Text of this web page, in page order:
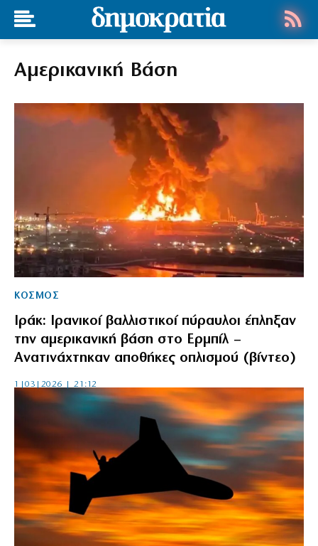
Αμερικανική Βάση
ΚΟΣΜΟΣ
Ιράκ: Iρανικοί βαλλιστικοί πύραυλοι έπληξαν
την αμερικανική βάση στο Ερμπίλ –
Ανατινάχτηκαν αποθήκες οπλισμού (βίντεο)
1|03|2026 | 21:12